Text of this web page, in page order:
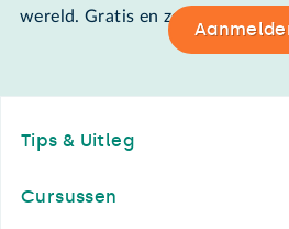
wereld. Gratis en zomaar in de
Tips & Uitleg
Cursussen